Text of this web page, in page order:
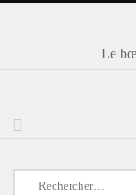
Le
Rechercher :